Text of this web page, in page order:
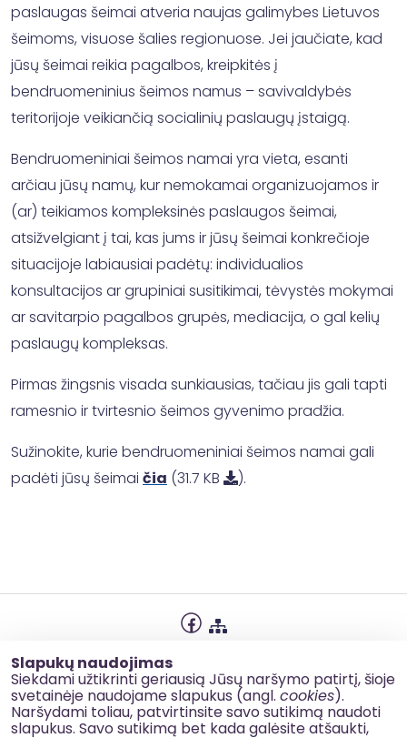
Slapukų naudojimas
Siekdami užtikrinti geriausią Jūsų naršymo patirtį, šioje
svetainėje naudojame slapukus (angl. cookies).
Naršydami toliau, patvirtinsite savo sutikimą naudoti
slapukus. Savo sutikimą bet kada galėsite atšaukti,
paslaugas šeimai atveria naujas galimybes Lietuvos
šeimoms, visuose šalies regionuose. Jei jaučiate, kad
jūsų šeimai reikia pagalbos, kreipkitės į
bendruomeninius šeimos namus – savivaldybės
teritorijoje veikiančią socialinių paslaugų įstaigą.
Bendruomeniniai šeimos namai yra vieta, esanti
arčiau jūsų namų, kur nemokamai organizuojamos ir
(ar) teikiamos kompleksinės paslaugos šeimai,
atsižvelgiant į tai, kas jums ir jūsų šeimai konkrečioje
situacijoje labiausiai padėtų: individualios
konsultacijos ar grupiniai susitikimai, tėvystės mokymai
ar savitarpio pagalbos grupės, mediacija, o gal kelių
paslaugų kompleksas.
Pirmas žingsnis visada sunkiausias, tačiau jis gali tapti
ramesnio ir tvirtesnio šeimos gyvenimo pradžia.
Sužinokite, kurie bendruomeniniai šeimos namai gali
padėti jūsų šeimai čia (31.7 KB ).
Slapukų naudojimas
Korupcijos prevencija
Kontaktai